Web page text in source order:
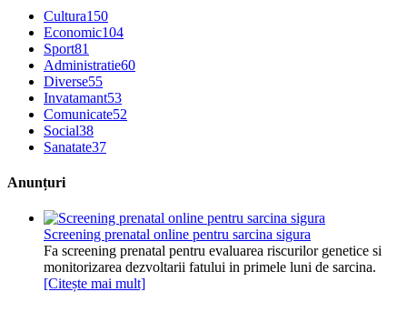
Cultura150
Economic104
Sport81
Administratie60
Diverse55
Invatamant53
Comunicate52
Social38
Sanatate37
Anunțuri
Screening prenatal online pentru sarcina sigura
Fa screening prenatal pentru evaluarea riscurilor genetice si
monitorizarea dezvoltarii fatului in primele luni de sarcina.
[Citește mai mult]